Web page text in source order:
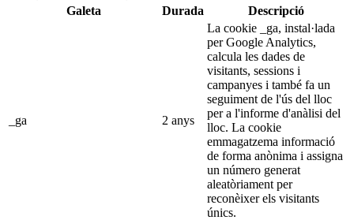
Galeta
Durada Descripció
_ga 2 anys
La cookie _ga, instal·lada
per Google Analytics,
calcula les dades de
visitants, sessions i
campanyes i també fa un
seguiment de l'ús del lloc
per a l'informe d'anàlisi del
lloc. La cookie
emmagatzema informació
de forma anònima i assigna
un número generat
aleatòriament per
reconèixer els visitants
únics.